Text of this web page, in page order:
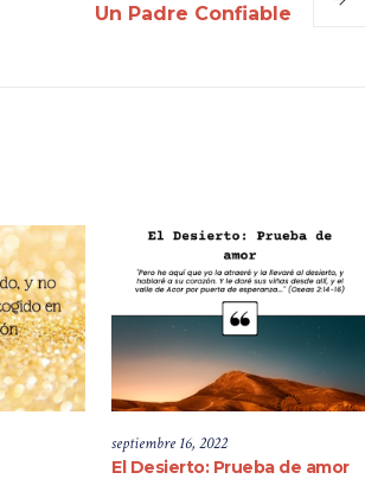
Un Padre Confiable
septiembre 16, 2022
El Desierto: Prueba de amor